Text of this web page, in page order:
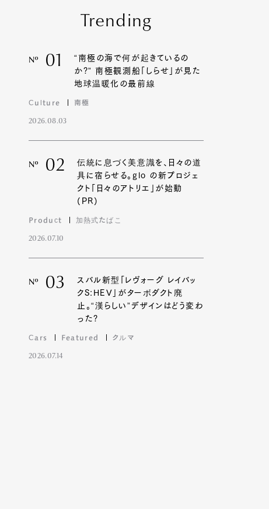
Trending
Nº 01
“南極の海で何が起きているの
か?” 南極観測船「しらせ」が見た
地球温暖化の最前線
Culture 南極
2026.08.03
Nº 02
伝統に息づく美意識を、日々の道
具に宿らせる。glo の新プロジェ
クト「日々のアトリエ」が始動
(PR)
Product 加熱式たばこ
2026.07.10
Nº 03
スバル新型「レヴォーグ レイバッ
クS:HEV」がターボダクト廃
止。“漢らしい”デザインはどう変わ
った?
Cars Featured クルマ
2026.07.14